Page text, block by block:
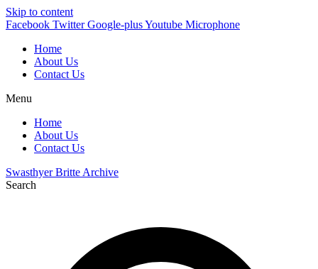
Skip to content
Facebook Twitter Google-plusYoutube Microphone
Home
About Us
Contact Us
Menu
Home
About Us
Contact Us
Swasthyer Britte Archive
Search